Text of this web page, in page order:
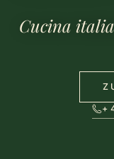
Cucina